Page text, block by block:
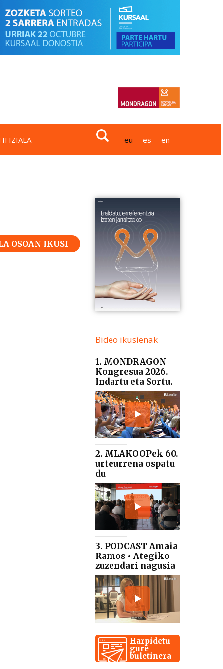
eu es en
OSOAN IKUSI
Bideo ikusienak
1. MONDRAGON
Kongresua 2026.
Indartu eta Sortu.
2. MLAKOOPek 60.
urteurrena ospatu
du
3. PODCAST Amaia
Ramos • Ategiko
zuzendari nagusia
Harpidetu
gure
buletinera